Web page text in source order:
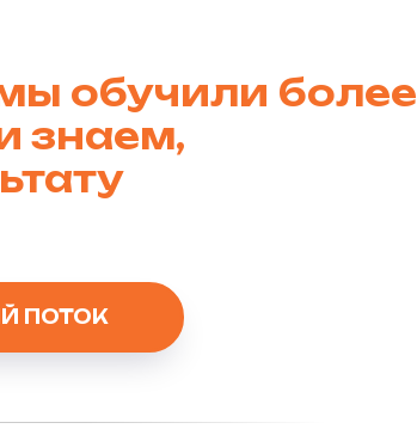
обучили более
знаем,
ПОТОК